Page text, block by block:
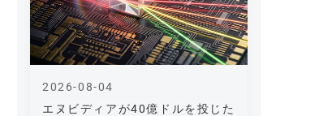
エヌビディアが40億ドルを投じた
2026-08-04